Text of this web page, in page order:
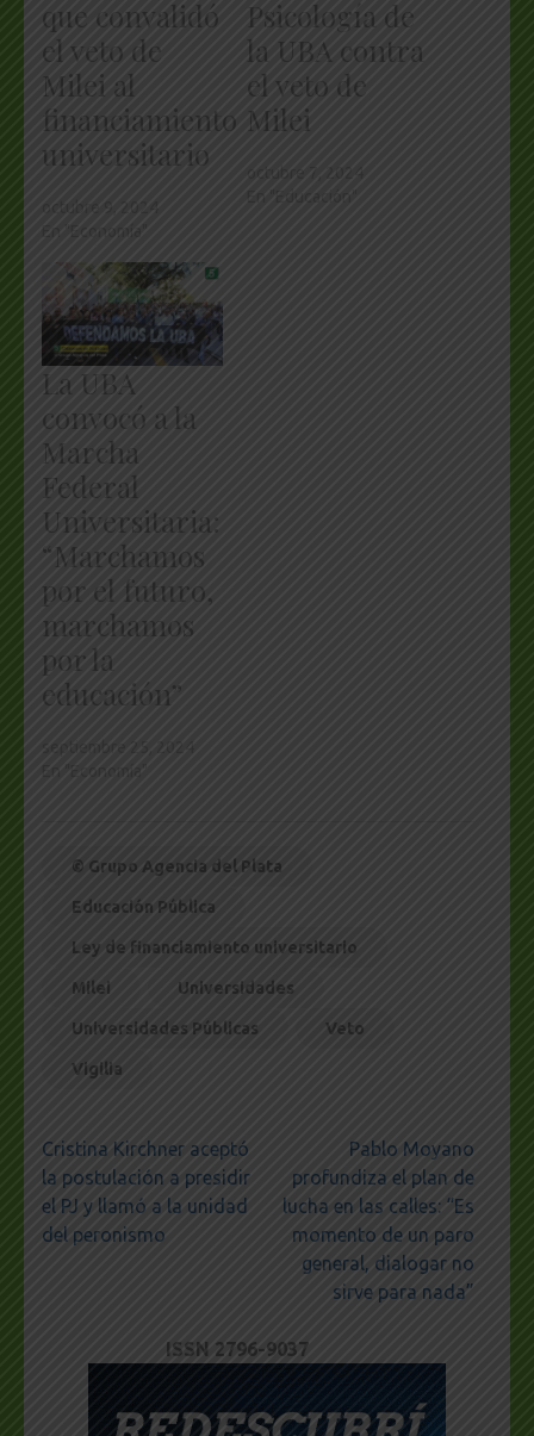
que convalidó
el veto de
Milei al
financiamiento
universitario
Psicología de
la UBA contra
el veto de
Milei
La UBA
convocó a la
Marcha
Federal
Universitaria:
“Marchamos
por el futuro,
marchamos
por la
educación”
© Grupo Agencia del Plata
Educación Pública
Ley de financiamiento universitario
Milei Universidades
Universidades Públicas Veto
Vigilia
Navegación
de
entradas
Cristina Kirchner aceptó
la postulación a presidir
el PJ y llamó a la unidad
del peronismo
Pablo Moyano
profundiza el plan de
lucha en las calles: “Es
momento de un paro
general, dialogar no
sirve para nada”
ISSN 2796-9037